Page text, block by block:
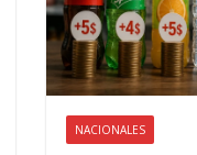
NACIONALES